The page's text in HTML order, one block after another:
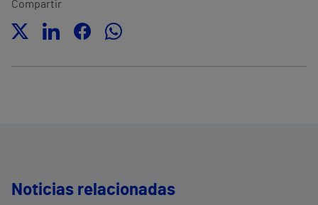
Compartir
Noticias relacionadas